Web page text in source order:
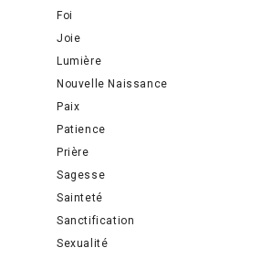
Foi
Joie
Lumière
Nouvelle Naissance
Paix
Patience
Prière
Sagesse
Sainteté
Sanctification
Sexualité